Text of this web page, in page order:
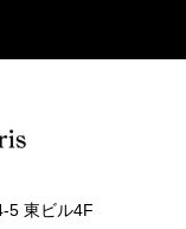
5 東ビル4F